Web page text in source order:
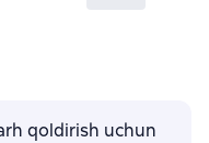
qoldirish uchun